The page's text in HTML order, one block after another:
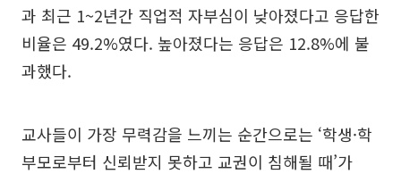
과 최근 1~2년간 직업적 자부심이 낮아졌다고 응답한
비율은 49.2%였다. 높아졌다는 응답은 12.8%에 불
과했다.
교사들이 가장 무력감을 느끼는 순간으로는 ‘학생·학
부모로부터 신뢰받지 못하고 교권이 침해될 때’가